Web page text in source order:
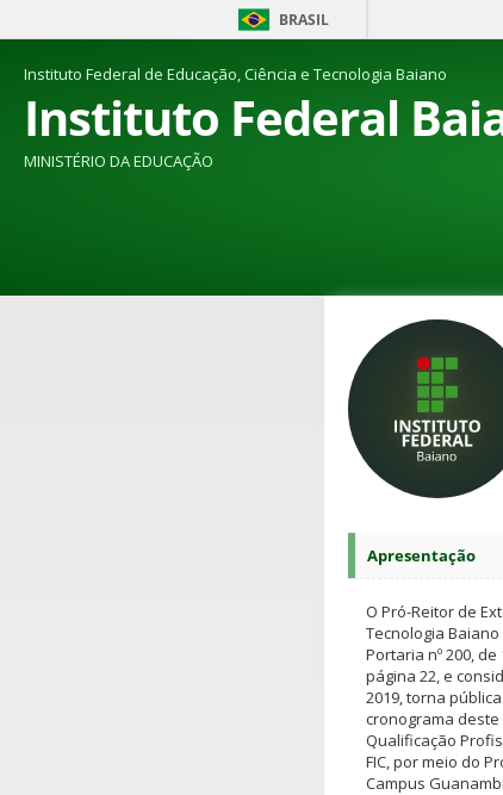
BRASIL
Instituto Federal de Educação, Ciência e Tecnologia Baiano
Instituto Federal
MINISTÉRIO DA EDUCAÇÃO
Apresentação
O Pró-Reitor de
Tecnologia
Portaria nº 200,
página 22, e
2019, torna
cronograma
Qualificação
FIC, por meio do
Campus